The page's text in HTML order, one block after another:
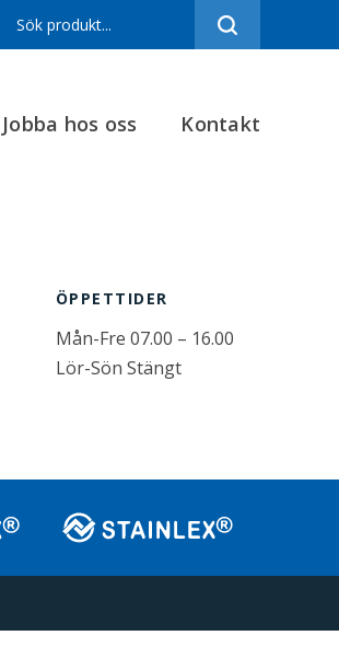
Jobba hos oss Kontakt
ÖPPETTIDER
Mån-Fre 07.00 – 16.00
Lör-Sön Stängt
Sortiment
Kontakt